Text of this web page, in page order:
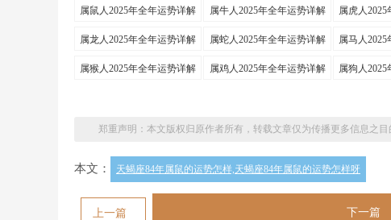
属鼠人2025年全年运势详解 属牛人2025年全年运势详解 属虎人
属龙人2025年全年运势详解 属蛇人2025年全年运势详解 属马人
属猴人2025年全年运势详解 属鸡人2025年全年运势详解 属狗人
郑重声明：本文版权归原作者所有，转载文章仅为传播更多信息之
本文： 天蝎座84年属鼠的运势怎样,天蝎座84年属鼠的运势怎样呀
上一篇 下一篇